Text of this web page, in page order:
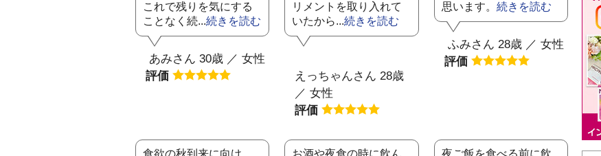
これで残りを気にする
ことなく続...続きを読む
あみさん 30歳 ／ 女性
評価
リメントを取り入れて
いたから...続きを読む
えっちゃんさん 28歳
／ 女性
評価
思います。 続きを読む
ふみさん 28歳 ／ 女性
評価
食欲の秋到来に向け
お酒や夜食の時に飲ん
夜ご飯を食べる前に飲